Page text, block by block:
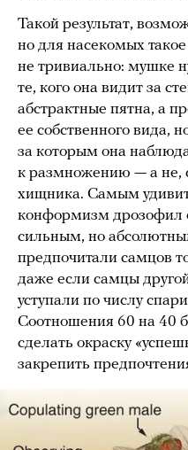
Такой результат,
но для насекомых
не тривиально: мушке
те, кого она видит за
абстрактные пятна, а
ее собственного вида,
за которым она
к размножению — а не,
хищника. Самым
конформизм дрозофил
сильным, но
предпочитали самцов
даже если самцы
уступали по числу
Соотношения 60 на 40
сделать окраску
закрепить